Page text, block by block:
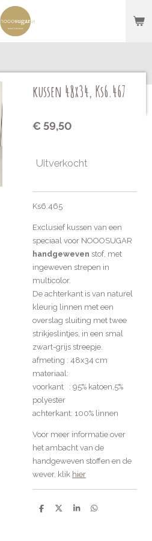
kussen 48x34, Ks6.467
€ 59,50
Uitverkocht
Ks6.465
Exclusief kussen van een
speciaal voor NOOOSUGAR
handgeweven stof, met
ingeweven strepen in
multicolor.
De achterkant is van naturel
kleurig linnen met een
overslag sluiting met twee
strikjeslintjes, in een smal
zwart-grijs streepje.
afmeting : 48x34 cm
materiaal:
voorkant : 95% katoen,5%
polyester
achterkant: 100% linnen
Voor meer informatie over
het ambacht van de
handgeweven stoffen en de
wever, klik hier
D
D
S
D